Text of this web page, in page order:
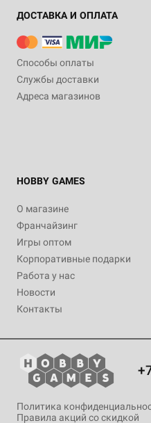
ДОСТАВКА И ОПЛАТА
Способы оплаты
Службы доставки
Адреса магазинов
HOBBY GAMES
О магазине
Франчайзинг
Игры оптом
Корпоративные подарки
Работа у нас
Новости
Контакты
Политика
Правила акций со скидкой